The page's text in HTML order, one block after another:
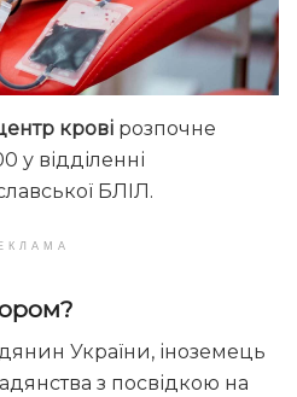
крові розпочне
у відділенні
БЛІЛ.
України, іноземець
з посвідкою на